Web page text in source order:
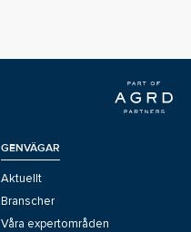
GENVÄGAR
Aktuellt
Branscher
Våra expertområden